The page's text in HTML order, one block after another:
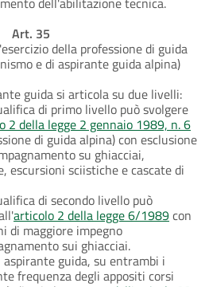
Art. 35
della professione di guida
e di aspirante guida alpina)
guida si articola su due livelli:
di primo livello può svolgere
2 della legge 2 gennaio 1989, n. 6
di guida alpina) con esclusione
su ghiacciai,
escursioni sciistiche e cascate di
di secondo livello può
articolo 2 della legge 6/1989con
di maggiore impegno
sui ghiacciai.
guida, su entrambi i
frequenza degli appositi corsi